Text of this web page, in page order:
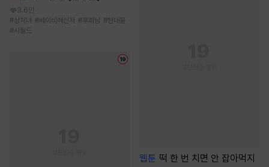
3.6만
#상처녀 #베이비메신저 #후회남 #현대물
#시월드
웹툰 떡 한 번 치면 안 잡아먹지